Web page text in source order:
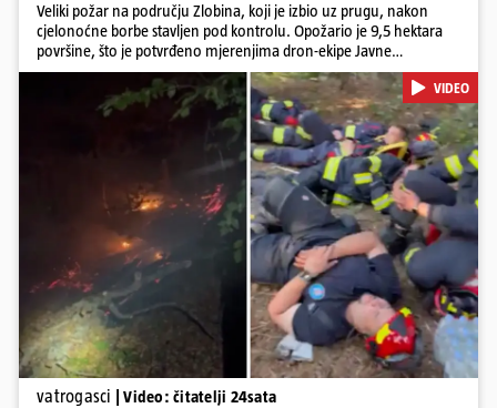
Veliki požar na području Zlobina, koji je izbio uz prugu, nakon
cjelonoćne borbe stavljen pod kontrolu. Opožario je 9,5 hektara
površine, što je potvrđeno mjerenjima dron-ekipe Javne
vatrogasne postrojbe grada Rijeke. Vatru je gasilo 55 ljudi sa 17
vozila te više DVD-ova i JVP Rijeka. Situacija je i dalje ozbiljna zbog
jakog vjetra koji povećava opasnost od razbuktavanja. Zato ostaju i
Pokretanje videa...
VIDEO
vatrogasci | Video: čitatelji 24sata